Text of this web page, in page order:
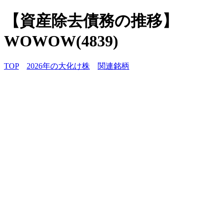
【資産除去債務の推移】
WOWOW(4839)
TOP 2026年の大化け株 関連銘柄